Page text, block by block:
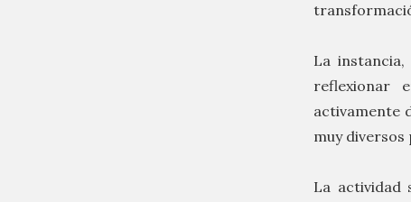
La
reflexionar
activamente
muy
La actividad